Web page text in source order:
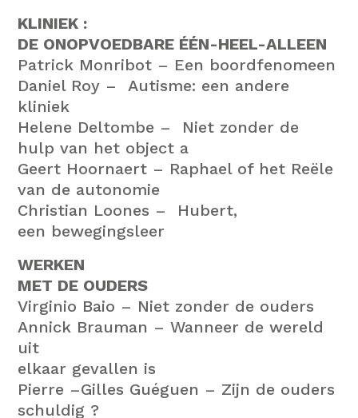
KLINIEK :
DE ONOPVOEDBARE ÉÉN-HEEL-ALLEEN
Patrick Monribot – Een boordfenomeen
Daniel Roy –
Autisme: een andere
kliniek
Helene Deltombe –
Niet zonder de
hulp van het object a
Geert Hoornaert – Raphael of het Reële
van de autonomie
Christian Loones – Hubert,
een bewegingsleer
WERKEN
MET DE OUDERS
Virginio Baio – Niet zonder de ouders
Annick Brauman – Wanneer de wereld
uit
elkaar gevallen is
Pierre –Gilles Guéguen – Zijn de ouders
schuldig ?